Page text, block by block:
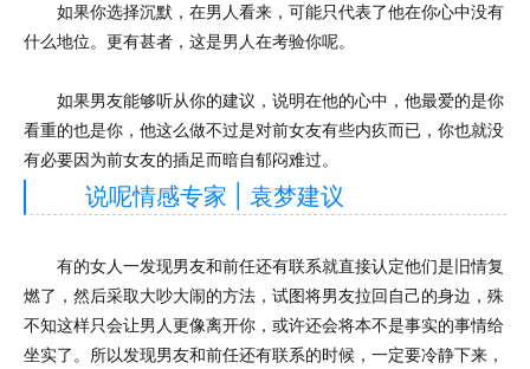
如果你选择沉默，在男人看来，可能只代表了他在你心中没有
什么地位。更有甚者，这是男人在考验你呢。
如果男友能够听从你的建议，说明在他的心中，他最爱的是你
看重的也是你，他这么做不过是对前女友有些内疚而已，你也就没
有必要因为前女友的插足而暗自郁闷难过。
说呢情感专家 | 袁梦建议
有的女人一发现男友和前任还有联系就直接认定他们是旧情复
燃了，然后采取大吵大闹的方法，试图将男友拉回自己的身边，殊
不知这样只会让男人更像离开你，或许还会将本不是事实的事情给
坐实了。所以发现男友和前任还有联系的时候，一定要冷静下来，